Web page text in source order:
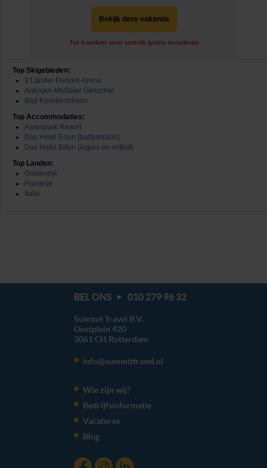
Bekijk deze vakantie
Tot 6 weken voor vertrek gratis annuleren
Top Skigebieden:
3 Länder Freizeit-Arena
Ankogel-Mölltaler Gletscher
Bad Kleinkirchheim
Top Accommodaties:
Alpenpark Resort
Das Hotel Eden (halfpension)
Das Hotel Eden (logies en ontbijt)
Top Landen:
Oostenrijk
Frankrijk
Italië
BEL ONS 010 279 96 32
Summit Travel B.V.
Oostplein 420
3061 CH Rotterdam
info@summittravel.nl
Wie zijn wij?
Bedrijfsinformatie
Vacatures
Blog